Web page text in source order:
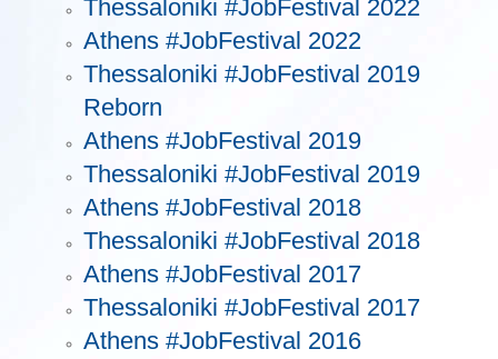
Thessaloniki #JobFestival 2022
Athens #JobFestival 2022
Thessaloniki #JobFestival 2019
Reborn
Athens #JobFestival 2019
Thessaloniki #JobFestival 2019
Athens #JobFestival 2018
Thessaloniki #JobFestival 2018
Athens #JobFestival 2017
Τhessaloniki #JobFestival 2017
Athens #JobFestival 2016